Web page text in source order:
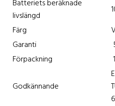
Batteriets beräknade
livslängd
Färg
Garanti
Förpackning
Godkännande